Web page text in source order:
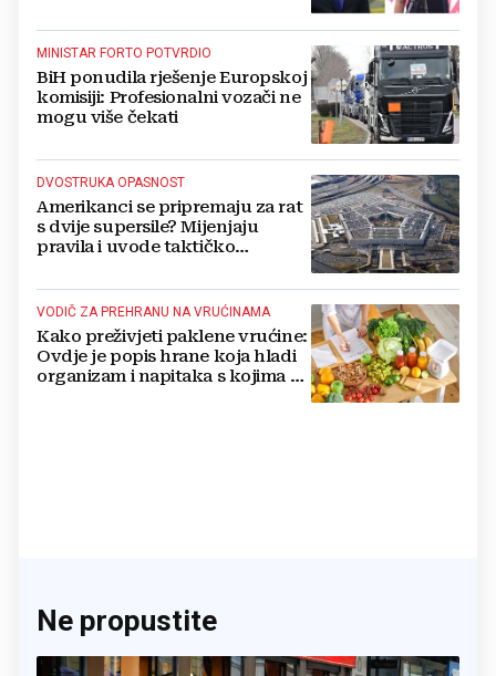
MINISTAR FORTO POTVRDIO
BiH ponudila rješenje Europskoj
komisiji: Profesionalni vozači ne
mogu više čekati
DVOSTRUKA OPASNOST
Amerikanci se pripremaju za rat
s dvije supersile? Mijenjaju
pravila i uvode taktičko
VODIČ ZA PREHRANU NA VRUĆINAMA
Kako preživjeti paklene vrućine:
Ovdje je popis hrane koja hladi
organizam i napitaka s kojima si
Ne propustite